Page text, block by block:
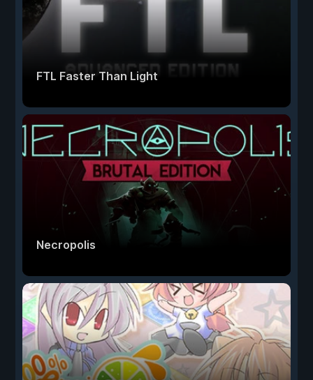
FTL Faster Than Light
Necropolis